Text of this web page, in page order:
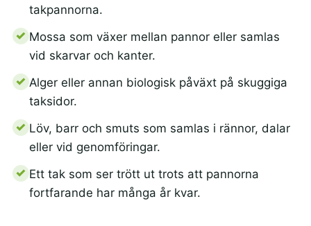
takpannorna.
Mossa som växer mellan pannor eller samlas
vid skarvar och kanter.
Alger eller annan biologisk påväxt på skuggiga
taksidor.
Löv, barr och smuts som samlas i rännor, dalar
eller vid genomföringar.
Ett tak som ser trött ut trots att pannorna
fortfarande har många år kvar.